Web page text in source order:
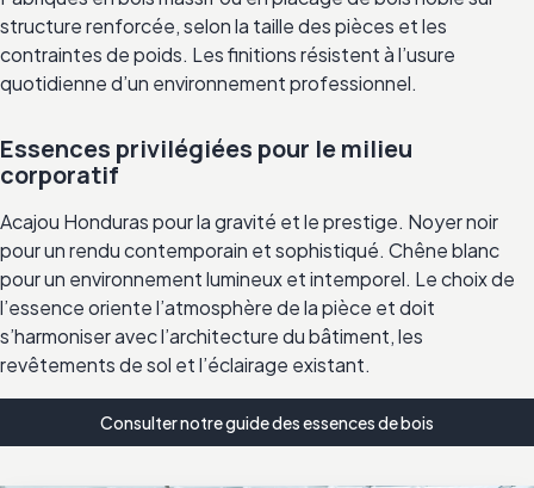
structure renforcée, selon la taille des pièces et les
contraintes de poids. Les finitions résistent à l’usure
quotidienne d’un environnement professionnel.
Essences privilégiées pour le milieu
corporatif
Acajou Honduras pour la gravité et le prestige. Noyer noir
pour un rendu contemporain et sophistiqué. Chêne blanc
pour un environnement lumineux et intemporel. Le choix de
l’essence oriente l’atmosphère de la pièce et doit
s’harmoniser avec l’architecture du bâtiment, les
revêtements de sol et l’éclairage existant.
Consulter notre guide des essences de bois